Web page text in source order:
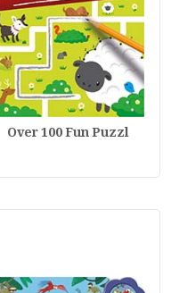
Over 100 Fun Puzzl